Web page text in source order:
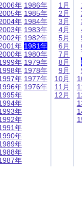
年
年
年
年
年
年
年
年
年
年
年
年
年
年
年
年
年
年
年
年
1986年
1985年
1984年
1983年
1982年
1981年
1980年
1979年
1978年
1977年
1976年
1月
2月
3月
4月
5月
6月
7月
8月
9月
10月
11月
12月